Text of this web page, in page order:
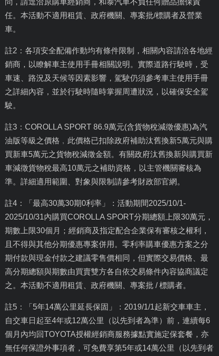
問，請逕洽原購車經銷商，和泰汽車不負任何贈品擔保責
任。本活動不適用租賃、政府機關、專案批/標購者及營業
車。
註2 ：各項安全配備作動均有條件限制，相關內容請洽各地經
銷商，以瞭解車主使用手冊相關說明。實際道路行駛時，受
車速、路況及天候等因素影響，駕駛仍須參考車主使用手冊
之詳細內容，並於行駛時隨時掌握周遭狀況，以確保安全駕
駛。
註3 ： COROLLA SPORT 86.9萬元(含貨物稅減徵優惠)為汽
油版等級之價格﹐此價格已扣除政府補助汰舊換新5萬元與購
買新車5萬元之貨物稅減徵金額。有關政府汰舊換新與購買新
車減徵貨物稅最高10萬元之補助資格，以主管機關審核為
準。詳細適用範圍、對象與限制請參考財政部官網。
註4 ：「最高30萬30期0利率」：活動期間2025/10/1-
2025/10/31內購買COROLLA SPORT分期總額上限30萬元，
期數上限30個月；經銷商及指定配合企業保有審核之權利，
且不得與其他分期優惠專案併用。零利率購車優惠方案之分
期付款與現金付款之建議零售價相同，但實際交易價格、最
高分期總額與期數由買賣雙方各自依交易條件內容協商議定
之。本活動不適用租賃、政府機關、專案批 /標購者。
註5 ：「 5年14萬公里延長保固」： 2019/1/1起新交車車主，
自交車日起至4年或12萬公里（以先到者為準）前，連續每6
個月內均回TOYOTA授權經銷商服務據點實施定保套餐，亦
無任何保證外事項者，可免費享第5年或14萬公里（以先到者